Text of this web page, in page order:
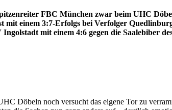
FBC München zwar beim UHC
mit einem 3:7-Erfolgs bei Verfolger
mit einem 4:6 gegen die Saalebiber
Döbeln noch versucht das eigene Tor zu